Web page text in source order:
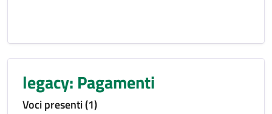
legacy: Pagamenti
Voci presenti (1)